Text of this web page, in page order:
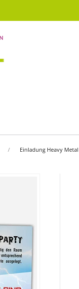
Einladung Heavy Metal